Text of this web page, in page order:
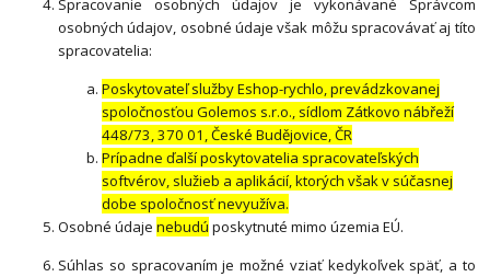
Spracovanie osobných údajov je vykonávané Správcom
osobných údajov, osobné údaje však môžu spracovávať aj títo
spracovatelia:
Poskytovateľ služby Eshop-rychlo, prevádzkovanej
spoločnosťou Golemos s.r.o., sídlom Zátkovo nábřeží
448/73, 370 01, České Budějovice, ČR
Prípadne ďalší poskytovatelia spracovateľských
softvérov, služieb a aplikácií, ktorých však v súčasnej
dobe spoločnosť nevyužíva.
Osobné údajenebudú poskytnuté mimo územia EÚ.
Súhlas so spracovaním je možné vziať kedykoľvek späť, a to